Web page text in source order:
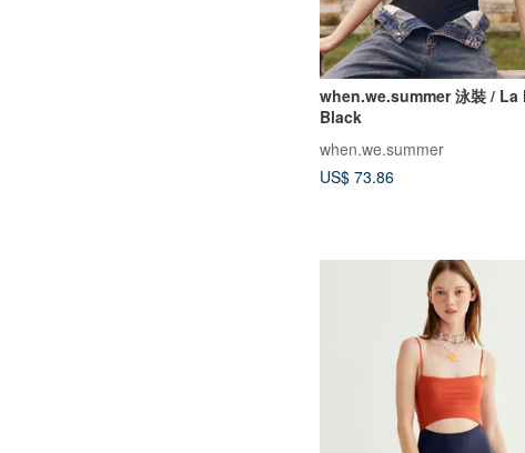
when.we.summer 泳裝 / La
Black
when.we.summer
US$ 73.86